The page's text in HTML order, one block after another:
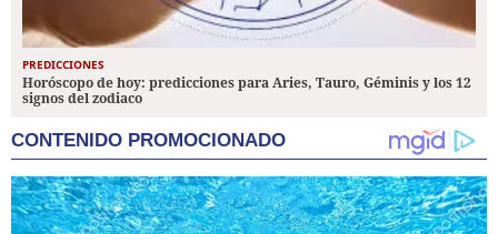
PREDICCIONES
Horóscopo de hoy: predicciones para Aries, Tauro, Géminis y los 12
signos del zodiaco
CONTENIDO PROMOCIONADO